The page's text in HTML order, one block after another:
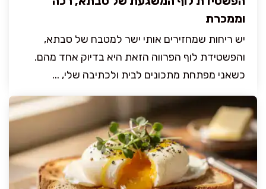
וממכרת
יש ריחות שמחזירים אותי ישר למטבח של סבתא,
והפשטידת לוף הפרווה הזאת היא בדיוק אחד מהם.
כשאני מפתחת מתכונים לבית ולכתיבה שלי, ...